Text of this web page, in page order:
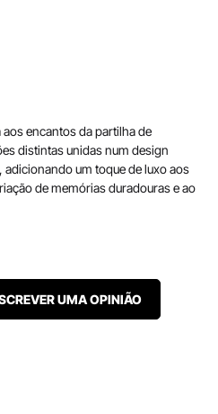
encantos da partilha de
distintas unidas num design
um toque de luxo aos
de memórias duradouras e ao
UMA OPINIÃO